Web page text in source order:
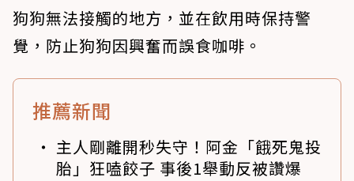
狗狗無法接觸的地方，並在飲用時保持警
覺，防止狗狗因興奮而誤食咖啡。
推薦新聞
主人剛離開秒失守！阿金「餓死鬼投
胎」狂嗑餃子 事後1舉動反被讚爆